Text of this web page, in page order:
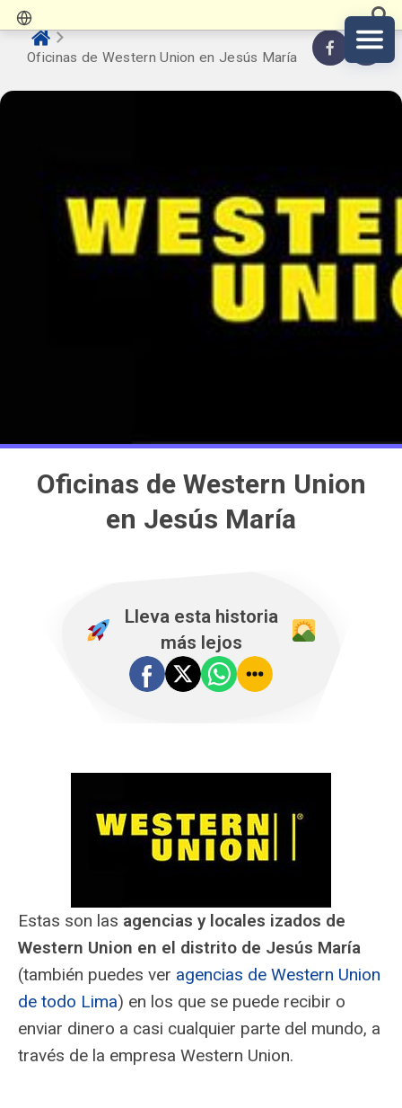
Oficinas de Western Union en Jesús María
Oficinas de Western Union
en Jesús María
Lleva esta historia
más lejos
Estas son las agencias y locales izados de
Western Union en el distrito de Jesús María
(también puedes ver agencias de Western Union
de todo Lima) en los que se puede recibir o
enviar dinero a casi cualquier parte del mundo, a
través de la empresa Western Union.